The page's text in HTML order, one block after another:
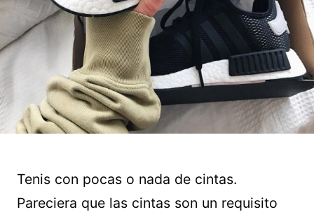
Tenis con pocas o nada de cintas.
Pareciera que las cintas son un requisito